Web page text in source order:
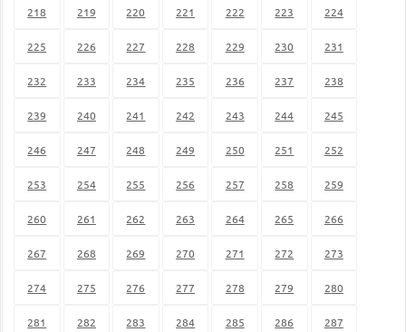
218 219 220 221 222 223 224
225 226 227 228 229 230 231
232 233 234 235 236 237 238
239 240 241 242 243 244 245
246 247 248 249 250 251 252
253 254 255 256 257 258 259
260 261 262 263 264 265 266
267 268 269 270 271 272 273
274 275 276 277 278 279 280
281 282 283 284 285 286 287